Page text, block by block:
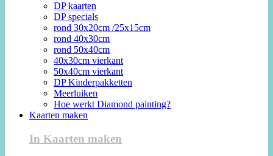
DP kaarten
DP specials
rond 30x20cm /25x15cm
rond 40x30cm
rond 50x40cm
40x30cm vierkant
50x40cm vierkant
DP Kinderpakketten
Meerluiken
Hoe werkt Diamond painting?
Kaarten maken
In Kaarten maken